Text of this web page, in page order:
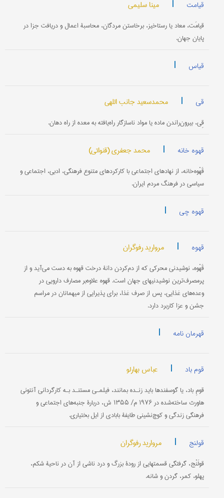
قیامت | مینا سلیمی
قیامَت، معاد یا رستاخیز، برخاستن مردگان، محاسبۀ اعمال و دریافت جزا در
پایان جهان.
قیاس |
قی | محمدسعید جانب اللهی
قِی، بیرون‌راندن ماده یا مواد ناسازگار راه‌یافته به معده از راه دهان.
قهوه خانه | محمد جعفری (قنواتی)
قَهْوه‌خانه، از نهادهای اجتماعی با کارکردهای متنوع فرهنگی، ادبی، اجتماعی و
سیاسی در فرهنگ مردم ایران.
قهوه چی |
قهوه | مروارید رفوگران
قَهْوه، نوشیدنی محرکی که از دم‌کردن دانۀ درخت قهوه به ‌دست می‌آید و از
پرمصرف‌ترین نوشیدنیهای جهان است. قهوه علاوه‌بر مصارف دارویی در
وعده‌های غذایی، پس از صرف غذا، برای پذیرایی از میهمانان در مراسم
جشن و عزا کاربرد دارد.
قهرمان نامه |
قوم باد | عباس بهارلو
قومِ باد، یا گوسفندها باید زنـده بمانند، فیلمـی مستنـد بـه کارگردانی آنتونی
هاورث ساخته‌شده در ۱۹۷۶ م/ ۱۳۵۵ ش، دربارۀ جنبه‌های اجتماعی و
فرهنگی زندگی و کوچ‌نشینی طایفۀ بابادی از ایل بختیاری.
قولنج | مروارید رفوگران
قولَنْج، گرفتگی قسمتهایی از رودۀ بزرگ و درد ناشی از آن در ناحیۀ شکم،
پهلو، کمر، گردن و شانه.